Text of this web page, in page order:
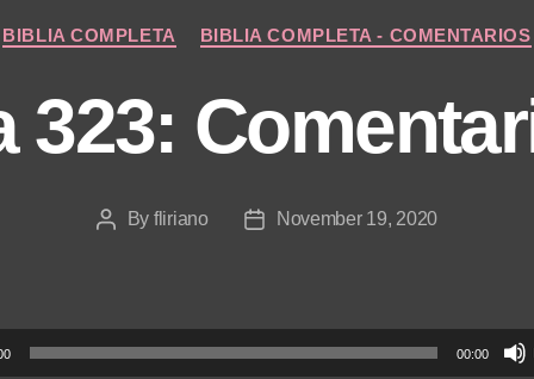
Categories
BIBLIA COMPLETA BIBLIA COMPLETA - COMENTARIOS
323:
PostBy fliriano
PostNovember 19, 2020
00:00